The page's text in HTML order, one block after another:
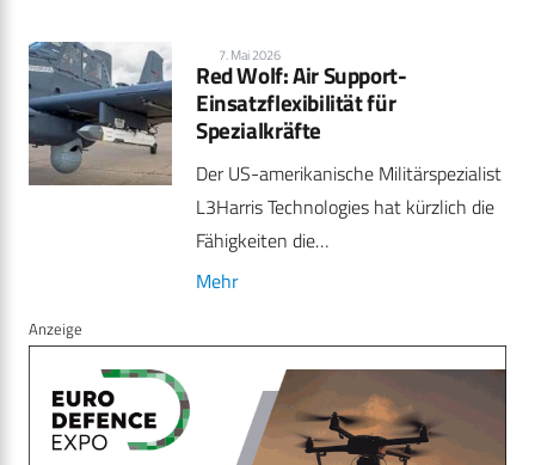
7. Mai 2026
Red Wolf: Air Support-
Einsatzflexibilität für
Spezialkräfte
Der US-amerikanische Militärspezialist
L3Harris Technologies hat kürzlich die
Fähigkeiten die…
Mehr
Anzeige